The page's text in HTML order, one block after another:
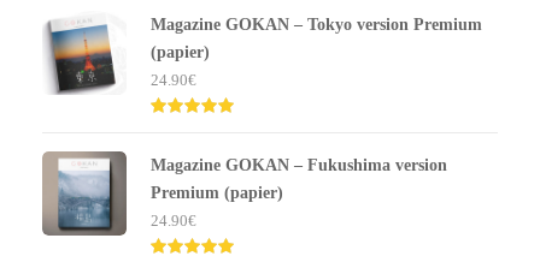
sur 5
Magazine GOKAN – Tokyo version Premium
(papier)
24.90€
sur 5
Magazine GOKAN – Fukushima version
Premium (papier)
24.90€